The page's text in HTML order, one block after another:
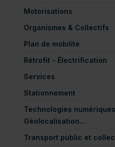
Motorisations
Organismes & Collectifs
Plan de mobilité
Rétrofit - Électrification
Services
Stationnement
Technologies
Géolocalisation...
Transport public et